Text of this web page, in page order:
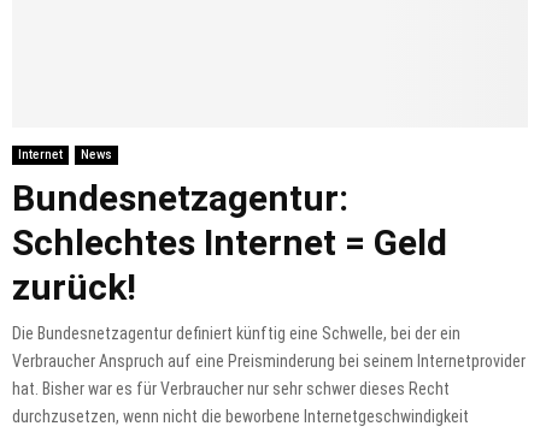
Internet News
Bundesnetzagentur:
Schlechtes Internet = Geld
zurück!
Die Bundesnetzagentur definiert künftig eine Schwelle, bei der ein
Verbraucher Anspruch auf eine Preisminderung bei seinem Internetprovider
hat. Bisher war es für Verbraucher nur sehr schwer dieses Recht
durchzusetzen, wenn nicht die beworbene Internetgeschwindigkeit